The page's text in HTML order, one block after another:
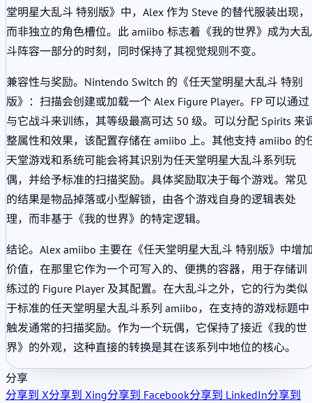
堂明星大乱斗 特别版》中，Alex 作为 Steve 的替代服装出现，
而非独立的角色槽位。此 amiibo 标志着《我的世界》成为大乱
斗阵容一部分的时刻，同时保持了其视觉规则不变。
兼容性与奖励。Nintendo Switch 的《任天堂明星大乱斗 特别
版》：扫描会创建或加载一个 Alex Figure Player。FP 可以通过
与它战斗来训练，其等级最高可达 50 级。可以分配 Spirits 来
整属性和效果，该配置存储在 amiibo 上。其他支持 amiibo 的
天堂游戏和系统可能会将其识别为任天堂明星大乱斗系列玩
偶，并给予标准的扫描奖励。具体奖励取决于每个游戏。常见
的结果是物品掉落或小型解锁，由各个游戏自身的逻辑表处
理，而非基于《我的世界》的特定逻辑。
结论。Alex amiibo 主要在《任天堂明星大乱斗 特别版》中增
价值，在那里它作为一个可写入的、便携的容器，用于存储训
练过的 Figure Player 及其配置。在大乱斗之外，它的行为类似
于标准的任天堂明星大乱斗系列 amiibo，在支持的游戏标题中
触发通常的扫描奖励。作为一个玩偶，它保持了接近《我的世
界》的外观，这种直接的转换是其在该系列中地位的核心。
分享
分享到 X分享到 Xing分享到 Facebook分享到 LinkedIn分享到